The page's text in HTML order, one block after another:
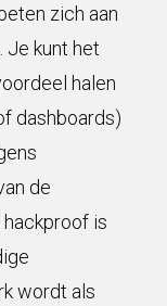
zich aan
Je kunt het
halen
dashboards)
de
is
wordt als